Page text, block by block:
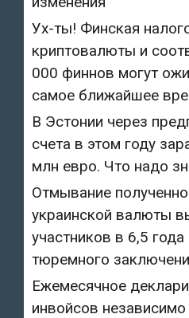
Ух-ты! Финская
криптовалюты и
000 финнов могут
самое ближайшее
В Эстонии через
счета в этом году
млн евро. Что надо
Отмывание
украинской валюты
участников в 6,5 года
тюремного
Ежемесячное
инвойсов